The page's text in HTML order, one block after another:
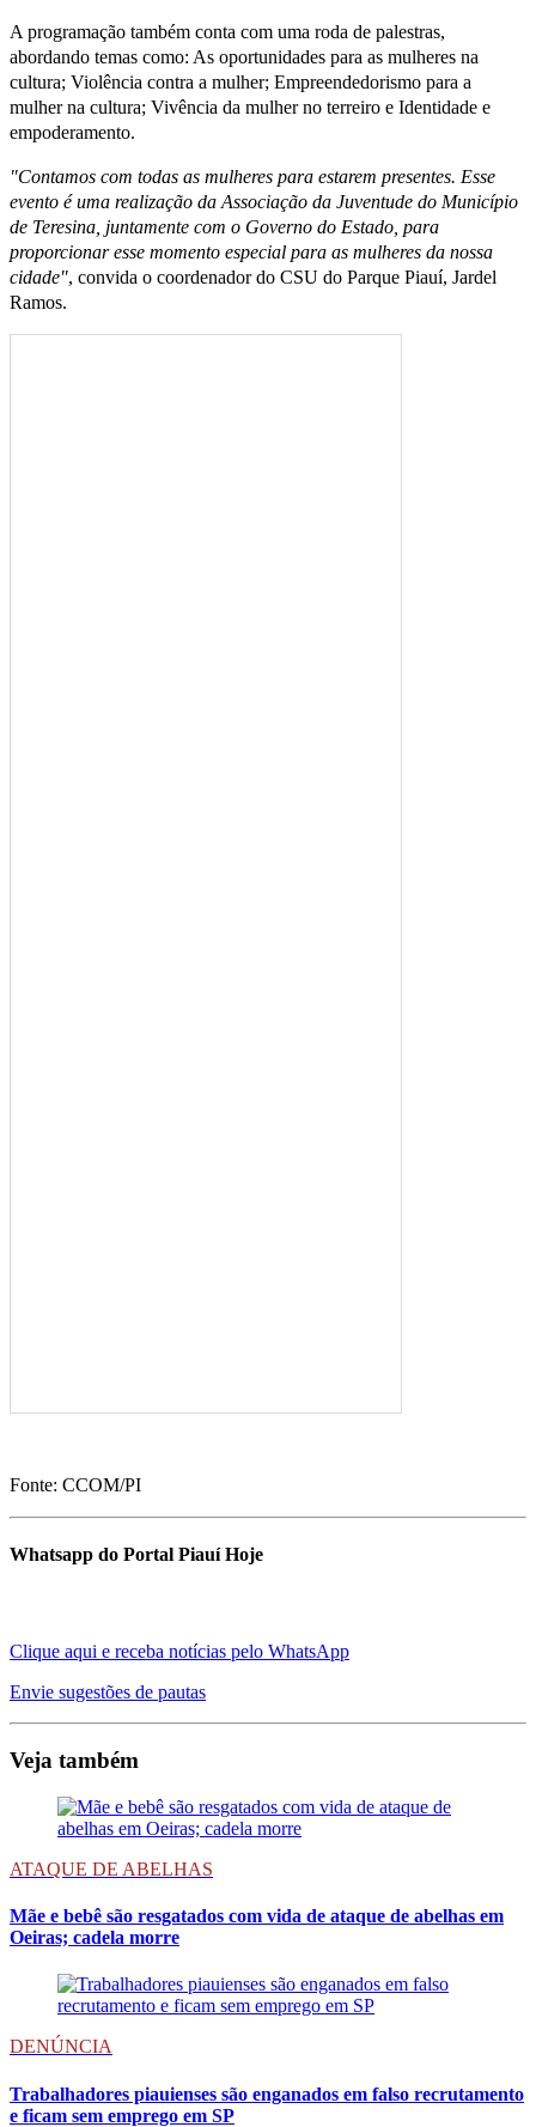
A programação também conta com uma roda de palestras,
abordando temas como: As oportunidades para as mulheres na
cultura; Violência contra a mulher; Empreendedorismo para a
mulher na cultura; Vivência da mulher no terreiro e Identidade e
empoderamento.
"Contamos com todas as mulheres para estarem presentes. Esse
evento é uma realização da Associação da Juventude do Município
de Teresina, juntamente com o Governo do Estado, para
proporcionar esse momento especial para as mulheres da nossa
cidade", convida o coordenador do CSU do Parque Piauí, Jardel
Ramos.
Fonte: CCOM/PI
Whatsapp do Portal Piauí Hoje
Clique aqui e receba notícias pelo WhatsApp
Envie sugestões de pautas
Veja também
ATAQUE DE ABELHAS
Mãe e bebê são resgatados com vida de ataque de abelhas em
Oeiras; cadela morre
DENÚNCIA
Trabalhadores piauienses são enganados em falso recrutamento
e ficam sem emprego em SP